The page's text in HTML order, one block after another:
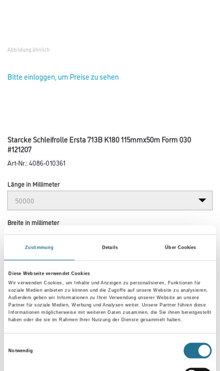
Zustimmung Details Über Cookies
Diese Webseite verwendet Cookies
Wir verwenden Cookies, um Inhalte und Anzeigen zu personalisieren, Funktionen für
soziale Medien anbieten zu können und die Zugriffe auf unsere Website zu analysieren.
Außerdem geben wir Informationen zu Ihrer Verwendung unserer Website an unsere
Partner für soziale Medien, Werbung und Analysen weiter. Unsere Partner führen diese
Informationen möglicherweise mit weiteren Daten zusammen, die Sie ihnen bereitgestellt
haben oder die sie im Rahmen Ihrer Nutzung der Dienste gesammelt haben.
Notwendig
Abbildung ähnlich
Bitte einloggen, um Preise zu sehen
Starcke Schleifrolle Ersta 713B K180 115mmx50m Form 030
#121207
Art-Nr.:4086-010361
Länge in Millimeter
Breite in millimeter
Körnung
Umrechnungsfaktoren